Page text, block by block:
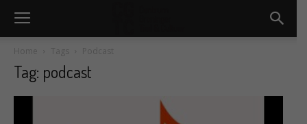
Home Tags Podcast
Tag: podcast